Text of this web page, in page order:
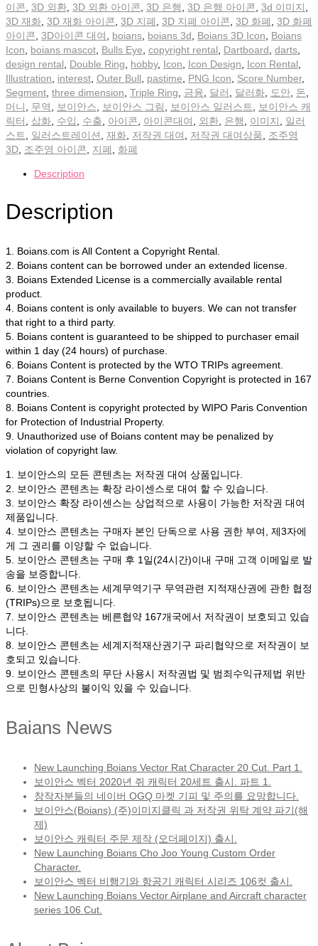
이콘 3D 외환 3D 외환 아이콘 3D 은행 3D 은행 아이콘 3d 이미지
3D 재화 3D 재화 아이콘 3D 지폐 3D 지폐 아이콘 3D 화폐
3D 화폐
아이콘 3D아이콘 대여 boians boians 3d Boians 3D Icon
Boians
Icon
boians mascot Bulls Eye copyright rental Dartboard darts
design rental
Double Ring hobby, Icon Icon Design Icon Rental
Illustration
interest Outer Bull pastime PNG Icon Score Number,
Segment three dimension Triple Ring 금융 달러 달러화 도안 돈
머니
무역 보이안스 보이안스 그림 보이안스 일러스트
보이안스 캐
릭터
삽화 수입 수출 아이콘 아이콘대여 외환 은행 이미지
일러
스트
일러스트레이션 재화 저작권 대여 저작권 대여상품
조주영
3D 조주영 아이콘 지폐 화폐
Description
Description
1. Boians.com is All Content a Copyright Rental.
2. Boians content can be borrowed under an extended license.
3. Boians Extended License is a commercially available rental
product.
4. Boians content is only available to buyers. We can not transfer
that right to a third party.
5. Boians content is guaranteed to be shipped to purchaser email
within 1 day (24 hours) of purchase.
6. Boians Content is protected by the WTO TRIPs agreement.
7. Boians Content is Berne Convention Copyright is protected in 167
countries.
8. Boians Content is copyright protected by WIPO Paris Convention
for Protection of Industrial Property.
9. Unauthorized use of Boians content may be penalized by
violation of copyright law.
1. 보이안스의 모든 콘텐츠는 저작권 대여 상품입니다.
2. 보이안스 콘텐츠는 확장 라이센스로 대여 할 수 있습니다.
3. 보이안스 확장 라이센스는 상업적으로 사용이 가능한 저작권 대여
제품입니다.
4. 보이안스 콘텐츠는 구매자 본인 단독으로 사용 권한 부여, 제3자에
게 그 권리를 이양할 수 없습니다.
5. 보이안스 콘텐츠는 구매 후 1일(24시간)이내 구매 고객 이메일로 발
송을 보증합니다.
6. 보이안스 콘텐츠는 세계무역기구 무역관련 지적재산권에 관한 협정
(TRIPs)으로 보호됩니다.
7. 보이안스 콘텐츠는 베른협약 167개국에서 저작권이 보호되고 있습
니다.
8. 보이안스 콘텐츠는 세계지적재산권기구 파리협약으로 저작권이 보
호되고 있습니다.
9. 보이안스 콘텐츠의 무단 사용시 저작권법 및 범죄수익규제법 위반
으로 민형사상의 불이익 있을 수 있습니다.
Baians News
New Launching Boians Vector Rat Character 20 Cut. Part 1.
보이안스 벡터 2020년 쥐 캐릭터 20세트 출시. 파트 1.
창작자분들의 네이버 OGQ 마켓 기피 및 주의를 요망합니다.
보이안스(Boians) (주)이미지클릭 과 저작권 위탁 계약 파기(해
제)
보이안스 캐릭터 주문 제작 (오더페이지) 출시.
New Launching Boians Cho Joo Young Custom Order
Character.
보이안스 벡터 비행기와 항공기 캐릭터 시리즈 106컷 출시.
New Launching Boians Vector Airplane and Aircraft character
series 106 Cut.